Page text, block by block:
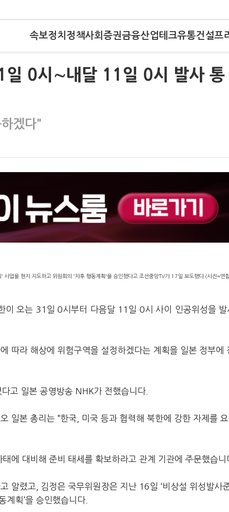
속보정치 정책사회 증권금융산업테크유통건설프
일 0시∼내달 11일 0시 발사 통
겠다"
업을 현지 지도하고 위원회의 '차후 행동계획'을 승인했다고 조선중앙TV가 17일 보도했다.(사진=연
이 오는 31일 0시부터 다음달 11일 0시 사이 인공위성을 발
따라 해상에 위험구역을 설정하겠다는 계획을 일본 정부에
고 일본 공영방송 NHK가 전했습니다.
일본 총리는 “한국, 미국 등과 협력해 북한에 강한 자제를
에 대비해 준비 태세를 확보하라고 관계 기관에 주문했습니
알렸고, 김정은 국무위원장은 지난 16일 ‘비상설 위성발사
계획’을 승인했습니다.